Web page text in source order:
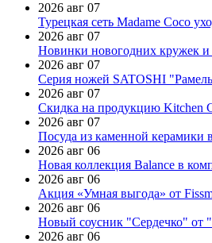
2026 авг 07
Турецкая сеть Madame Coco
2026 авг 07
Новинки новогодних кружек
2026 авг 07
Серия ножей SATOSHI
2026 авг 07
Скидка на продукцию Kitchen
2026 авг 07
Посуда из каменной керамики
2026 авг 06
Новая коллекция Balance в
2026 авг 06
Акция «Умная выгода» от
2026 авг 06
Новый соусник "Сердечко" от
2026 авг 06